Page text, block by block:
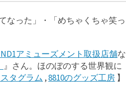
なった」・「めちゃくちゃ笑っ
アミューズメント取扱店舗な
』さん。ほのぼのする世界観に
タグラム ,8810のグッズ工房 】